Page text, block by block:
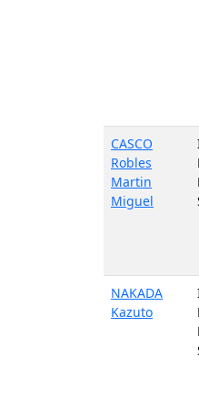
CASCO
Robles
Martin
Miguel
NAKADA
Kazuto